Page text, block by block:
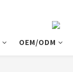
OEM/ODM